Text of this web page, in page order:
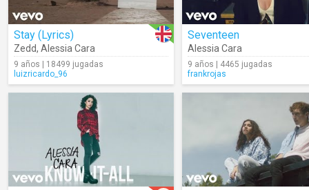
Stay (Lyrics)
Zedd, Alessia Cara
9 años | 18499 jugadas
luizricardo_96
Seventeen
Alessia Cara
9 años | 4465 jugadas
frankrojas